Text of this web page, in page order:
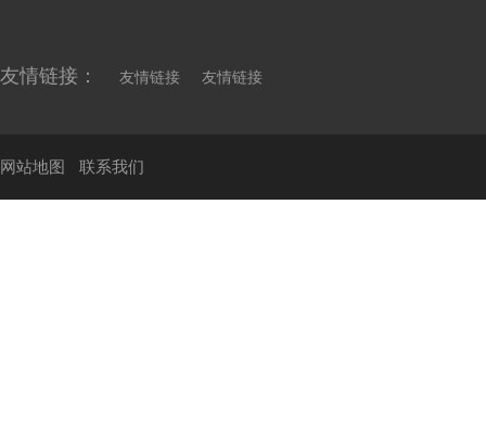
友情链接： 友情链接 友情链接
网站地图 联系我们